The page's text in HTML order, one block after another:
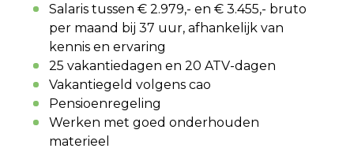
Salaris tussen € 2.979,- en € 3.455,- bruto
per maand bij 37 uur, afhankelijk van
kennis en ervaring
25 vakantiedagen en 20 ATV-dagen
Vakantiegeld volgens cao
Pensioenregeling
Werken met goed onderhouden
materieel